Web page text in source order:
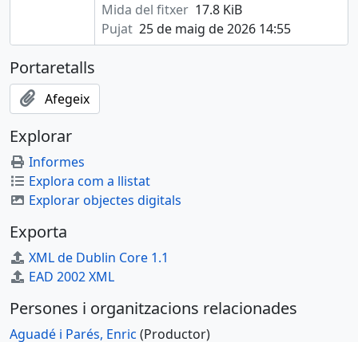
Mida del fitxer 17.8 KiB
Pujat 25 de maig de 2026 14:55
Portaretalls
Afegeix
Explorar
Informes
Explora com a llistat
Explorar objectes digitals
Exporta
XML de Dublin Core 1.1
EAD 2002 XML
Persones i organitzacions relacionades
Aguadé i Parés, Enric (Productor)